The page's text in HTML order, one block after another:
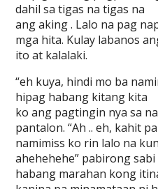
dahil sa tigas na tigas na
ang aking . Lalo na pag
mga hita. Kulay labanos
ito at kalalaki.
“eh kuya, hindi mo ba
hipag habang kitang kita
ko ang pagtingin nya sa
pantalon. “Ah .. eh, kahit
namimiss ko rin lalo na
ahehehehe” pabirong sabi
habang marahan kong